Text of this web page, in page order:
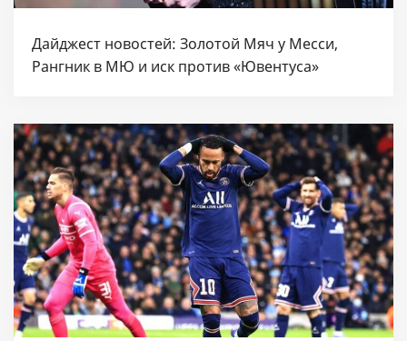
Дайджест новостей: Золотой Мяч у Месси,
Рангник в МЮ и иск против «Ювентуса»